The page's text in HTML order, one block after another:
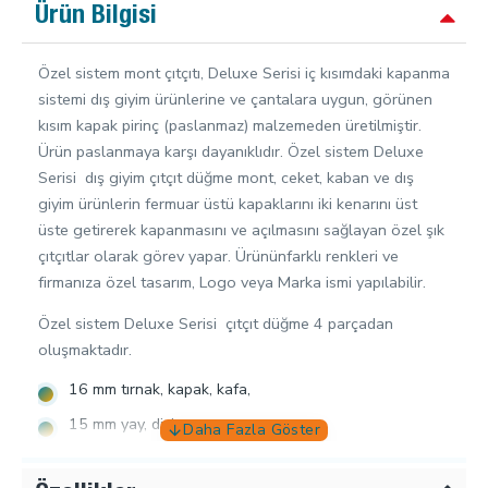
Ürün Bilgisi
Özel sistem mont çıtçıtı, Deluxe Serisi iç kısımdaki kapanma
sistemi dış giyim ürünlerine ve çantalara uygun, görünen
kısım kapak pirinç (paslanmaz) malzemeden üretilmiştir.
Ürün paslanmaya karşı dayanıklıdır. Özel sistem Deluxe
Serisi dış giyim çıtçıt düğme mont, ceket, kaban ve dış
giyim ürünlerin fermuar üstü kapaklarını iki kenarını üst
üste getirerek kapanmasını ve açılmasını sağlayan özel şık
çıtçıtlar olarak görev yapar. Ürününfarklı renkleri ve
firmanıza özel tasarım, Logo veya Marka ismi yapılabilir.
Özel sistem Deluxe Serisi çıtçıt düğme 4 parçadan
oluşmaktadır.
16 mm tırnak, kapak, kafa,
15 mm yay, dişi,